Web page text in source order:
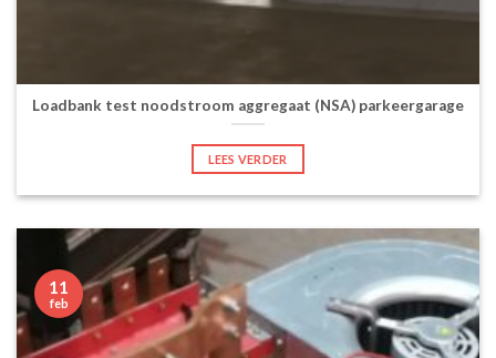
Loadbank test noodstroom aggregaat (NSA) parkeergarage
LEES VERDER
11
feb